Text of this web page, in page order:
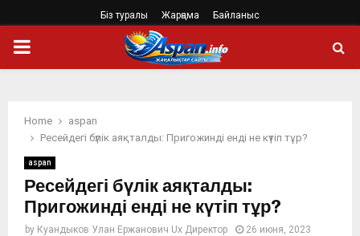
Біз туралы Жарңама Байланыс
PRIMARY
Home
aspan
Ресейдегі бүлік аяқталды: Пригожинді енді не күтіп тұр?
aspan
Ресейдегі бүлік аяқталды:
Пригожинді енді не күтіп тұр?
by Куандыков Улан Ержанович Ux Директор
26 июня, 2023